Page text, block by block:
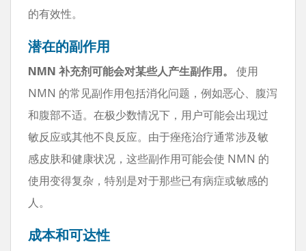
的有效性。
潜在的副作用
NMN 补充剂可能会对某些人产生副作用。
使用
NMN 的常见副作用包括消化问题，例如恶心、腹泻
和腹部不适。在极少数情况下，用户可能会出现过
敏反应或其他不良反应。由于痤疮治疗通常涉及敏
感皮肤和健康状况，这些副作用可能会使 NMN 的
使用变得复杂，特别是对于那些已有病症或敏感的
人。
成本和可达性